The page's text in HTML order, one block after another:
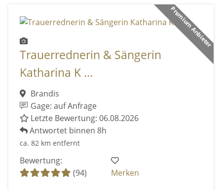
Premium Anbieter
Trauerrednerin & Sängerin
Katharina K ...
Brandis
Gage: auf Anfrage
Letzte Bewertung: 06.08.2026
Antwortet binnen 8h
ca. 82 km entfernt
Bewertung:
(94)
Merken